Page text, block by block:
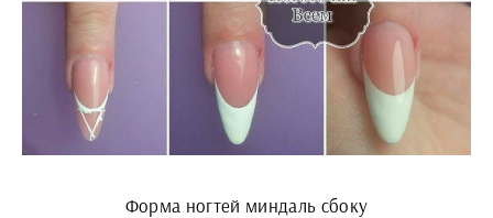
Форма ногтей миндаль сбоку